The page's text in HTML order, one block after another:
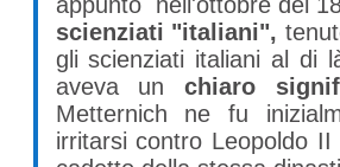
scienziati "italiani",
gli scienziati italiani al di
aveva un chiaro
Metternich ne fu
irritarsi contro Leopoldo